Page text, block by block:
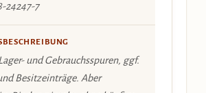
24247-7
und Gebrauchsspuren, ggf.
Besitzeinträge. Aber